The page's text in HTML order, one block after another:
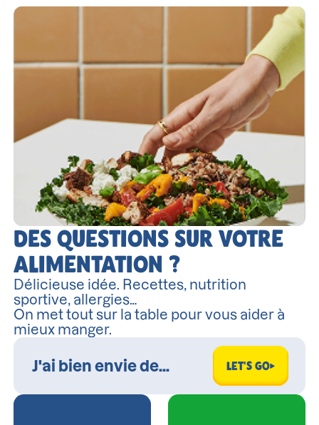
DES QUESTIONS SUR VOTRE
ALIMENTATION ?
Délicieuse idée. Recettes, nutrition
sportive, allergies…
On met tout sur la table pour vous aider à
mieux manger.
LET'S GO